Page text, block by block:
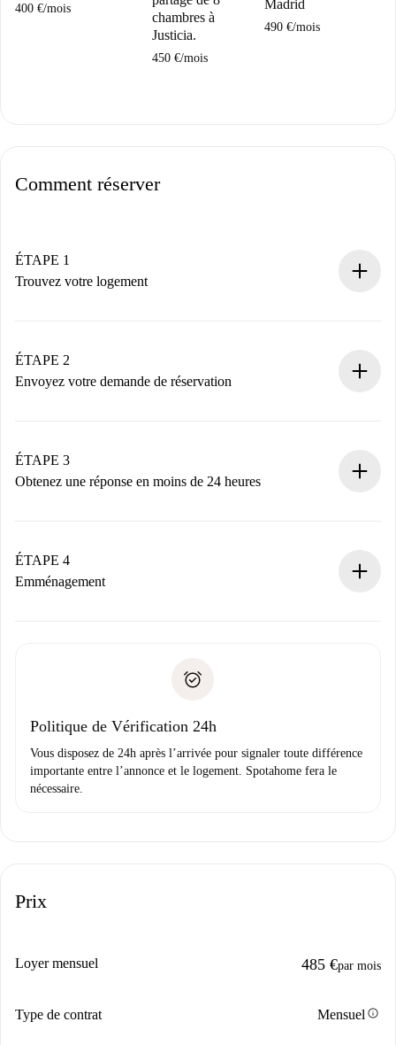
400 €/mois
chambres à
Justicia.
450 €/mois
Madrid
490 €/mois
Comment réserver
ÉTAPE 1
Trouvez votre logement
Vous disposez à l’avance de toutes les informations
nécessaires.
ÉTAPE 2
Envoyez votre demande de réservation
Nous ne vous facturerons rien tant que le propriétaire
n’aura pas accepté.
ÉTAPE 3
Obtenez une réponse en moins de 24 heures
contact avec le propriétaire.
Si refusé : aucun prélèvement et nous vous proposerons
Justificatif de solvabilité
ÉTAPE 4
Emménagement
uniquement si aucun problème n'est signalé.
Politique de Vérification 24h
Vous disposez de 24h après l’arrivée pour signaler toute différence
importante entre l’annonce et le logement. Spotahome fera le
nécessaire.
Prix
Loyer mensuel 485 €par mois
Type de contrat Mensuel info